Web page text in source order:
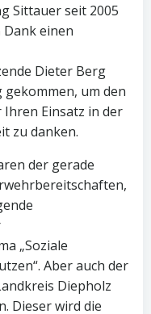
Sittauer seit 2005
einen
Dieter Berg
um den
Einsatz in der
zu danken.
der gerade
„Soziale
Aber auch der
Diepholz
Dieser wird die